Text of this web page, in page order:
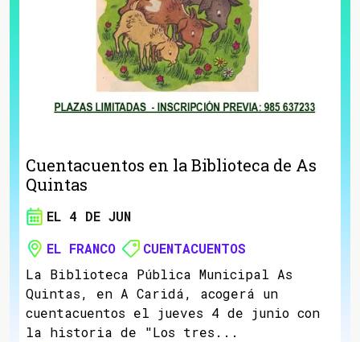
Cuentacuentos en la Biblioteca de As
Quintas
EL 4 DE JUN
EL FRANCO
CUENTACUENTOS
La Biblioteca Pública Municipal As
Quintas, en A Caridá, acogerá un
cuentacuentos el jueves 4 de junio con
la historia de "Los tres...